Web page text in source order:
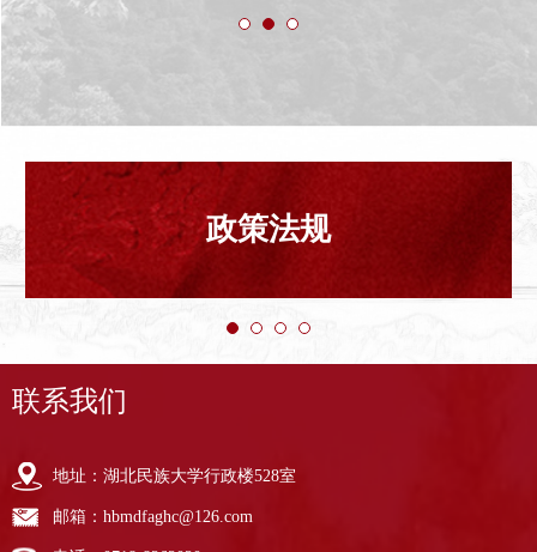
政策法规
联系我们
地址：湖北民族大学行政楼528室
邮箱：hbmdfaghc@126.com